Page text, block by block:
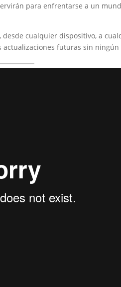
para enfrentarse a un
cualquier dispositivo, a
futuras sin